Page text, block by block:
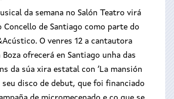
da semana no Salón Teatro virá
Concello de Santiago como parte do
O venres 12 a cantautora
ofrecerá en Santiago unha das
da súa xira estatal con ‘La mansión
seu disco de debut, que foi financiado